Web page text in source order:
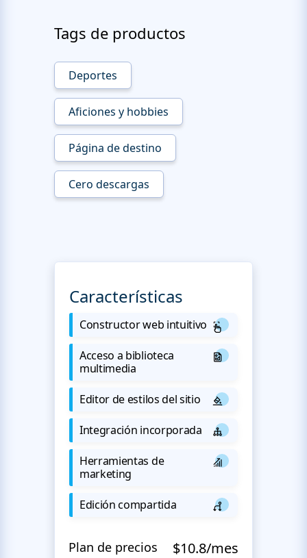
Tags de productos
Deportes
Aficiones y hobbies
Página de destino
Cero descargas
Características
Constructor web intuitivo
Acceso a biblioteca
multimedia
Editor de estilos del sitio
Integración incorporada
Herramientas de
marketing
Edición compartida
Plan de precios $10.8/mes